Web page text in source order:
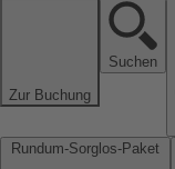
Zur Buchung
Suchen